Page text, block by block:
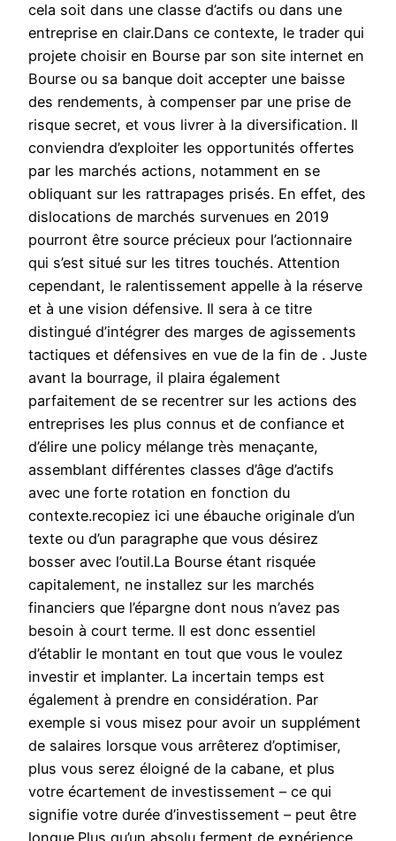
cela soit dans une classe d’actifs ou dans une
entreprise en clair.Dans ce contexte, le trader qui
projete choisir en Bourse par son site internet en
Bourse ou sa banque doit accepter une baisse
des rendements, à compenser par une prise de
risque secret, et vous livrer à la diversification. Il
conviendra d’exploiter les opportunités offertes
par les marchés actions, notamment en se
obliquant sur les rattrapages prisés. En effet, des
dislocations de marchés survenues en 2019
pourront être source précieux pour l’actionnaire
qui s’est situé sur les titres touchés. Attention
cependant, le ralentissement appelle à la réserve
et à une vision défensive. Il sera à ce titre
distingué d’intégrer des marges de agissements
tactiques et défensives en vue de la fin de . Juste
avant la bourrage, il plaira également
parfaitement de se recentrer sur les actions des
entreprises les plus connus et de confiance et
d’élire une policy mélange très menaçante,
assemblant différentes classes d’âge d’actifs
avec une forte rotation en fonction du
contexte.recopiez ici une ébauche originale d’un
texte ou d’un paragraphe que vous désirez
bosser avec l’outil.La Bourse étant risquée
capitalement, ne installez sur les marchés
financiers que l’épargne dont nous n’avez pas
besoin à court terme. Il est donc essentiel
d’établir le montant en tout que vous le voulez
investir et implanter. La incertain temps est
également à prendre en considération. Par
exemple si vous misez pour avoir un supplément
de salaires lorsque vous arrêterez d’optimiser,
plus vous serez éloigné de la cabane, et plus
votre écartement de investissement – ce qui
signifie votre durée d’investissement – peut être